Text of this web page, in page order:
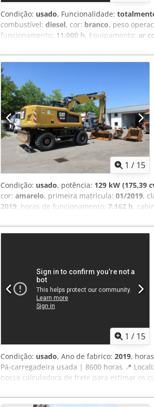
Condição: usado, Funcionalidade:
combustível: diesel, cor: branco, peso
funcionamento: 11.000 h, Equipamento: ar
escavadora móvel Ano de fabrico 2010
Sapata + lâmina Lança ajustável Cedpfx
rotativo SW MS21 hidráulico 3 baldes
1 / 15
Condição: usado, potência: 129 kW (175,39
cor: amarelo, primeira matrícula: 01/2019,
2019, horas de funcionamento: 7.162 h,
, * Câmera
Pá para escavação de valas, 2,20 m * 2 pás
tração nas quatro rodas, ar condicionado,
1 / 15
Condição: usado, Ano de fabrico: 2019,
Pá-carregadeira usada | 8600 horas 📍
nossa calculadora de frete para estimar os
faça uma oferta. Pagamento na entrega
Inspecionado por um perito independente